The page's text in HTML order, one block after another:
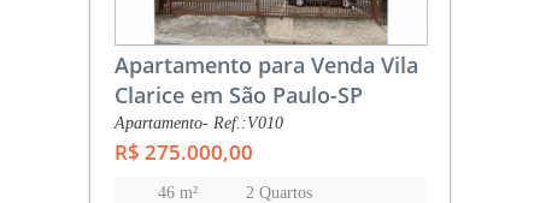
Apartamento para Venda Vila
Clarice em São Paulo-SP
Apartamento- Ref.:V010
R$ 275.000,00
46 m²
2 Quartos